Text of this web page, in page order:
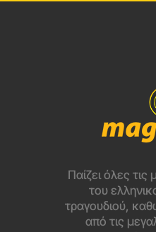
Παίζει όλες τις
του
τραγουδιού,
από τις